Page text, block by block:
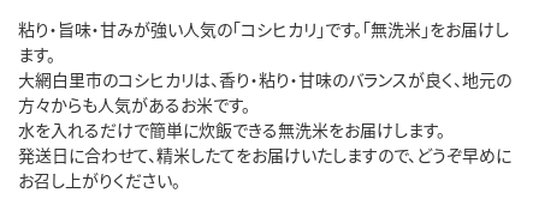
粘り・旨味・甘みが強い人気の「コシヒカリ」です。「無洗米」をお届けし
ます。
大網白里市のコシヒカリは、香り・粘り・甘味のバランスが良く、地元の
方々からも人気があるお米です。
水を入れるだけで簡単に炊飯できる無洗米をお届けします。
発送日に合わせて、精米したてをお届けいたしますので、どうぞ早めに
お召し上がりください。